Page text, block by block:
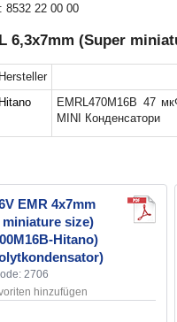
8532 22 00 00
6,3x7mm (Super
Hersteller
Hitano
EMRL470M16B 47
MINI Конденсатори
EMR 4x7mm
size)
Hitano)
2706
hinzufügen